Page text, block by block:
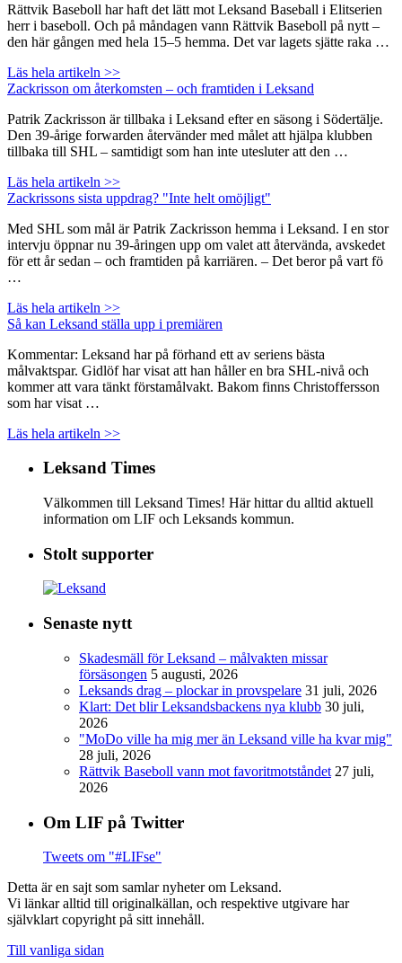
Rättvik Baseboll har haft det lätt mot Leksand Baseball i Elitserien
herr i baseboll. Och på måndagen vann Rättvik Baseboll på nytt –
den här gången med hela 15–5 hemma. Det var lagets sjätte raka …
Läs hela artikeln >>
Zackrisson om återkomsten – och framtiden i Leksand
Patrik Zackrisson är tillbaka i Leksand efter en säsong i Södertälje.
Den 39-årige forwarden återvänder med målet att hjälpa klubben
tillbaka till SHL – samtidigt som han inte utesluter att den …
Läs hela artikeln >>
Zackrissons sista uppdrag? "Inte helt omöjligt"
Med SHL som mål är Patrik Zackrisson hemma i Leksand. I en stor
intervju öppnar nu 39-åringen upp om valet att återvända, avskedet
för ett år sedan – och framtiden på karriären. – Det beror på vart fö
…
Läs hela artikeln >>
Så kan Leksand ställa upp i premiären
Kommentar: Leksand har på förhand ett av seriens bästa
målvaktspar. Gidlöf har visat att han håller en bra SHL-nivå och
kommer att vara tänkt förstamålvakt. Bakom finns Christoffersson
som har visat …
Läs hela artikeln >>
Leksand Times
Välkommen till Leksand Times! Här hittar du alltid aktuell
information om LIF och Leksands kommun.
Stolt supporter
Senaste nytt
Skadesmäll för Leksand – målvakten missar
försäsongen 5 augusti, 2026
Leksands drag – plockar in provspelare 31 juli, 2026
Klart: Det blir Leksandsbackens nya klubb 30 juli,
2026
"MoDo ville ha mig mer än Leksand ville ha kvar mig"
28 juli, 2026
Rättvik Baseboll vann mot favoritmotståndet 27 juli,
2026
Om LIF på Twitter
Tweets om "#LIFse"
Detta är en sajt som samlar nyheter om Leksand.
Vi länkar alltid till originalkällan, och respektive utgivare har
självklart copyright på sitt innehåll.
Till vanliga sidan